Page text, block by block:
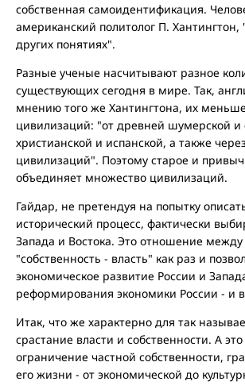
собственная самоидентификация.
американский политолог П.
других понятиях".
Разные ученые насчитывают разное
существующих сегодня в мире. Так,
мнению того же Хантингтона, их
цивилизаций: "от древней шумерской и
христианской и испанской, а также
цивилизаций". Поэтому старое и
объединяет множество цивилизаций.
Гайдар, не претендуя на попытку
исторический процесс, фактически
Запада и Востока. Это отношение
"собственность - власть" как раз и
экономическое развитие России и
реформирования экономики России - и
Итак, что же характерно для так
срастание власти и собственности. А
ограничение частной собственности,
его жизни - от экономической до